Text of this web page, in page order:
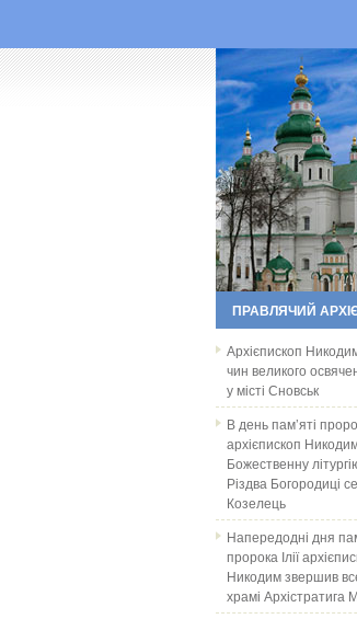
ПРАВЛЯЧИЙ
Архієпископ
чин великого
у місті Сновськ
В день пам’яті
архієпископ
Божественну
Різдва Богородиці
Козелець
Напередодні дня
пророка Ілії
Никодим звершив
храмі Архістратига